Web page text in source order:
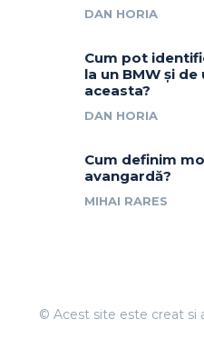
DAN HORIA
Cum pot
la un BMW și
aceasta?
DAN HORIA
Cum definim
avangardă?
MIHAI RARES
© Acest site este creat si